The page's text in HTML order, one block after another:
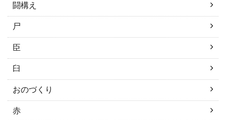
闘構え
尸
臣
臼
おのづくり
赤